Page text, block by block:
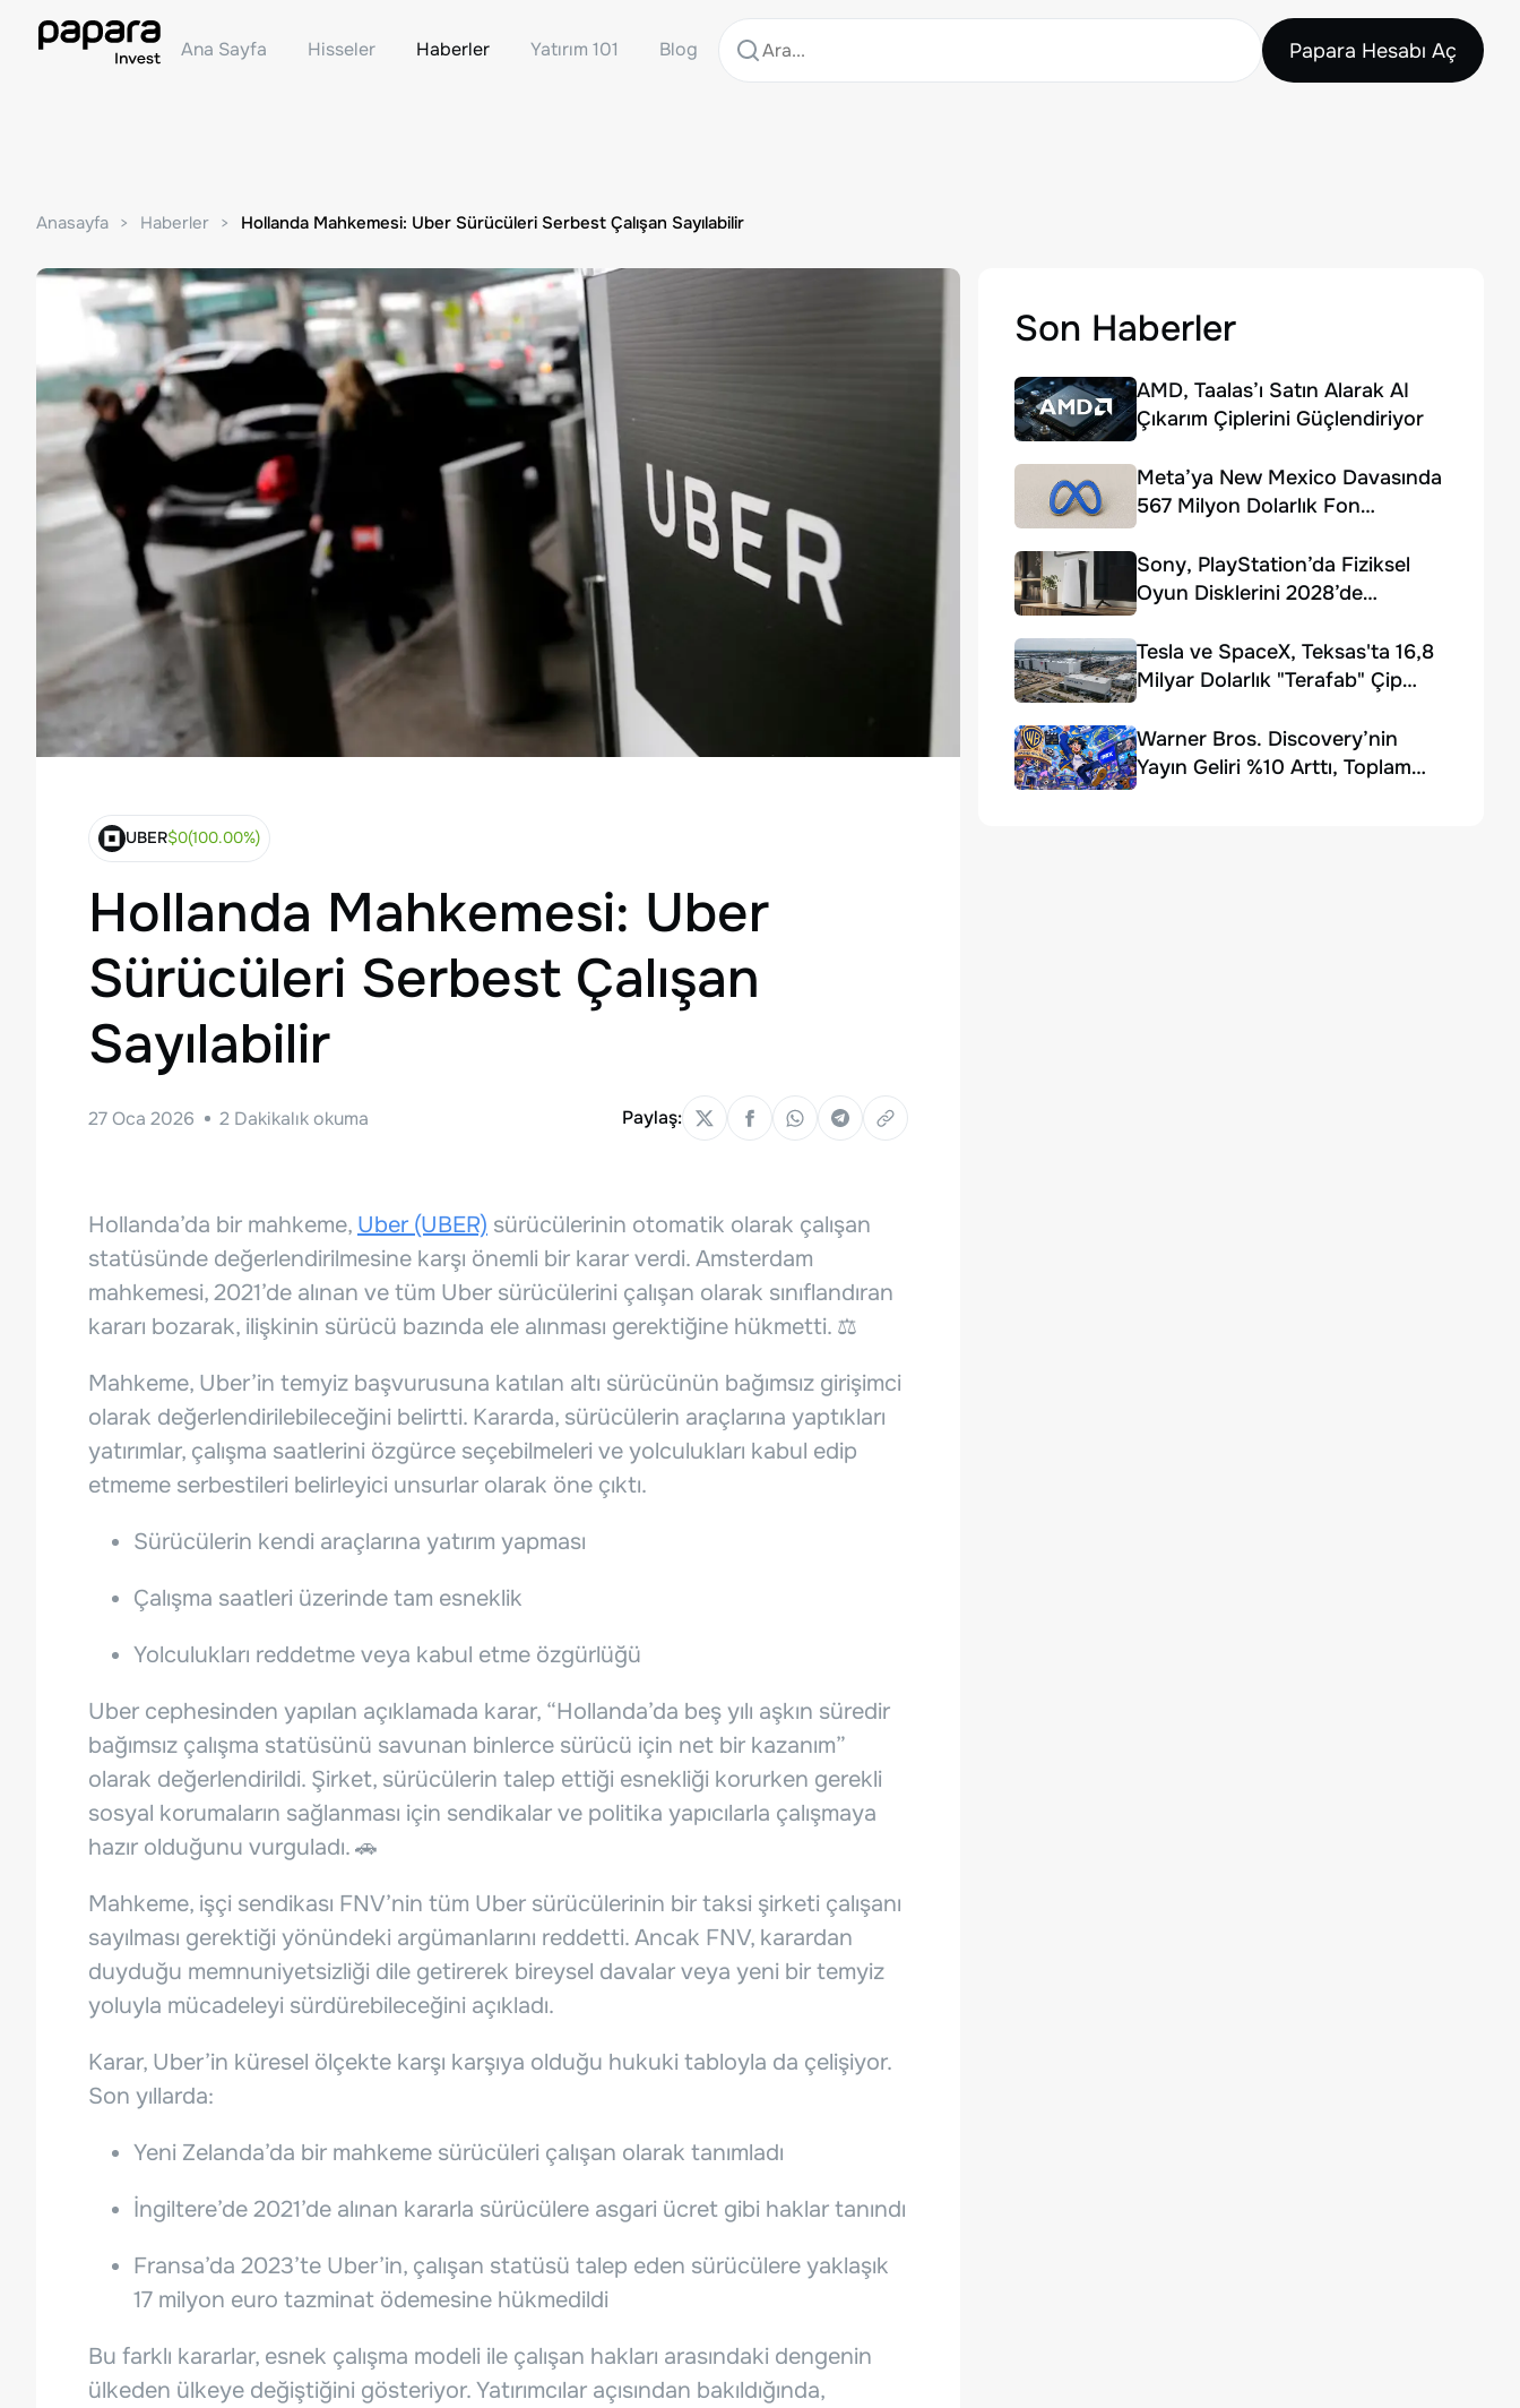
Ana Sayfa Hisseler Haberler Yatırım 101 Blog Papara Hesabı Aç
Anasayfa Haberler Hollanda Mahkemesi: Uber Sürücüleri Serbest Çalışan Sayılabilir
UBER$0(100.00%)
Hollanda Mahkemesi: Uber
Sürücüleri Serbest Çalışan
Sayılabilir
27 Oca 2026 2 Dakikalık okuma Paylaş:
Hollanda’da bir mahkeme, Uber (UBER) sürücülerinin otomatik olarak çalışan
statüsünde değerlendirilmesine karşı önemli bir karar verdi. Amsterdam
mahkemesi, 2021’de alınan ve tüm Uber sürücülerini çalışan olarak sınıflandıran
kararı bozarak, ilişkinin sürücü bazında ele alınması gerektiğine hükmetti. ⚖️
Mahkeme, Uber’in temyiz başvurusuna katılan altı sürücünün bağımsız girişimci
olarak değerlendirilebileceğini belirtti. Kararda, sürücülerin araçlarına yaptıkları
yatırımlar, çalışma saatlerini özgürce seçebilmeleri ve yolculukları kabul edip
etmeme serbestileri belirleyici unsurlar olarak öne çıktı.
Sürücülerin kendi araçlarına yatırım yapması
Çalışma saatleri üzerinde tam esneklik
Yolculukları reddetme veya kabul etme özgürlüğü
Uber cephesinden yapılan açıklamada karar, “Hollanda’da beş yılı aşkın süredir
bağımsız çalışma statüsünü savunan binlerce sürücü için net bir kazanım”
olarak değerlendirildi. Şirket, sürücülerin talep ettiği esnekliği korurken gerekli
sosyal korumaların sağlanması için sendikalar ve politika yapıcılarla çalışmaya
hazır olduğunu vurguladı. 🚗
Mahkeme, işçi sendikası FNV’nin tüm Uber sürücülerinin bir taksi şirketi çalışanı
sayılması gerektiği yönündeki argümanlarını reddetti. Ancak FNV, karardan
duyduğu memnuniyetsizliği dile getirerek bireysel davalar veya yeni bir temyiz
yoluyla mücadeleyi sürdürebileceğini açıkladı.
Karar, Uber’in küresel ölçekte karşı karşıya olduğu hukuki tabloyla da çelişiyor.
Son yıllarda:
Yeni Zelanda’da bir mahkeme sürücüleri çalışan olarak tanımladı
İngiltere’de 2021’de alınan kararla sürücülere asgari ücret gibi haklar tanındı
Fransa’da 2023’te Uber’in, çalışan statüsü talep eden sürücülere yaklaşık
17 milyon euro tazminat ödemesine hükmedildi
Bu farklı kararlar, esnek çalışma modeli ile çalışan hakları arasındaki dengenin
ülkeden ülkeye değiştiğini gösteriyor. Yatırımcılar açısından bakıldığında,
Son Haberler
AMD, Taalas’ı Satın Alarak AI
Çıkarım Çiplerini Güçlendiriyor
Meta’ya New Mexico Davasında
567 Milyon Dolarlık Fon
Sony, PlayStation’da Fiziksel
Oyun Disklerini 2028’de
Tesla ve SpaceX, Teksas'ta 16,8
Milyar Dolarlık "Terafab" Çip
Warner Bros. Discovery’nin
Yayın Geliri %10 Arttı, Toplam